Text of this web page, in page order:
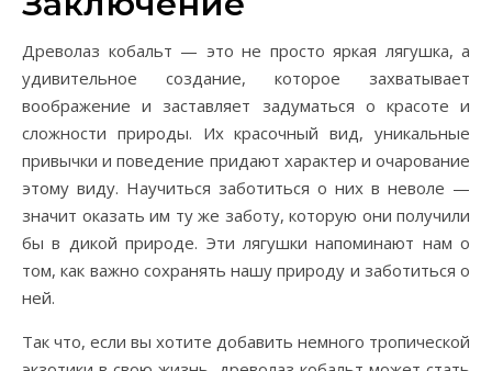
Древолаз кобальт — это не просто яркая лягушка, а
удивительное создание, которое захватывает
воображение и заставляет задуматься о красоте и
сложности природы. Их красочный вид, уникальные
привычки и поведение придают характер и очарование
этому виду. Научиться заботиться о них в неволе —
значит оказать им ту же заботу, которую они получили
бы в дикой природе. Эти лягушки напоминают нам о
том, как важно сохранять нашу природу и заботиться о
ней.
Так что, если вы хотите добавить немного тропической